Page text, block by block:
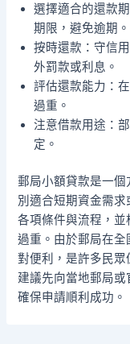
選擇適合的還款
期限，避免逾期。
按時還款：守信
外罰款或利息。
評估還款能力：
過重。
注意借款用途：
定。
郵局小額貸款是一個
別適合短期資金需
各項條件與流程，
過重。由於郵局在
對便利，是許多民眾
建議先向當地郵局或
確保申請順利成功。